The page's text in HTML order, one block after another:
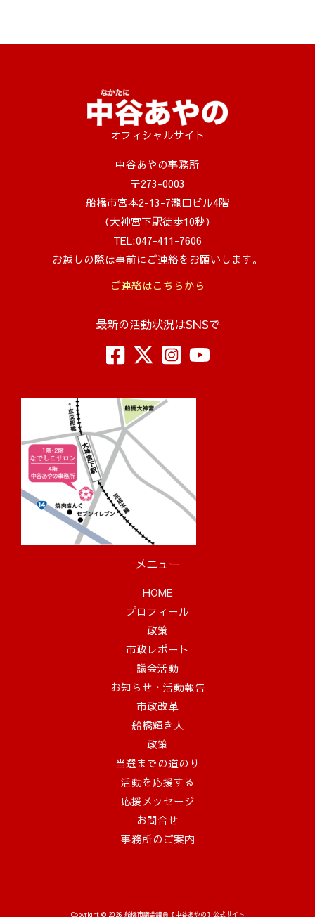
オフィシャルサイト
中谷あやの事務所
〒273-0003
船橋市宮本2-13-7瀧口ビル4階
（大神宮下駅徒歩10秒）
TEL:047-411-7606
お越しの際は事前にご連絡をお願いします。
ご連絡はこちらから
最新の活動状況はSNSで
メニュー
HOME
プロフィール
政策
市政レポート
議会活動
お知らせ・活動報告
市政改革
船橋輝き人
政策
当選までの道のり
活動を応援する
応援メッセージ
お問合せ
事務所のご案内
Copyright © 2026 船橋市議会議員【中谷あやの】公式サイト